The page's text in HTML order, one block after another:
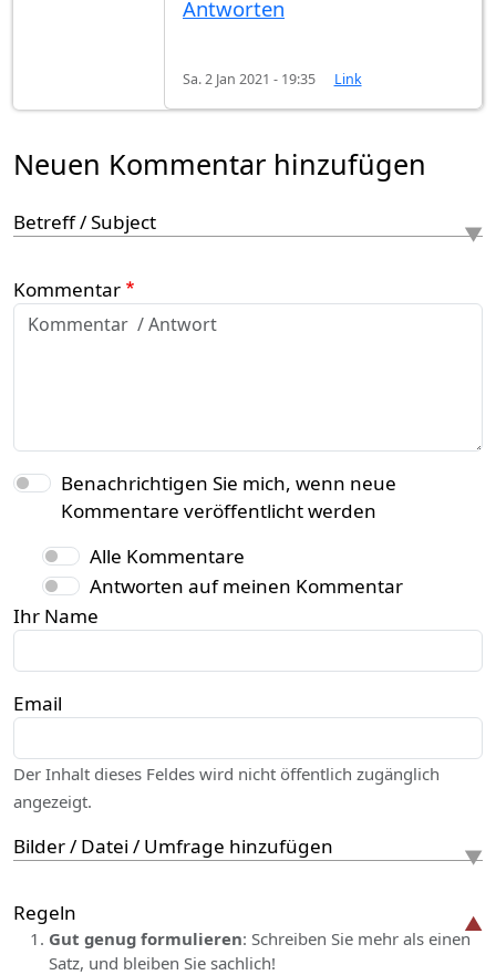
Antworten
Sa. 2 Jan 2021 - 19:35 Link
Neuen Kommentar hinzufügen
Betreff / Subject
Kommentar
Benachrichtigen Sie mich, wenn neue
Kommentare veröffentlicht werden
Alle Kommentare
Antworten auf meinen Kommentar
Ihr Name
Email
Der Inhalt dieses Feldes wird nicht öffentlich zugänglich
angezeigt.
Bilder / Datei / Umfrage hinzufügen
Regeln
Gut genug formulieren: Schreiben Sie mehr als einen
Satz, und bleiben Sie sachlich!